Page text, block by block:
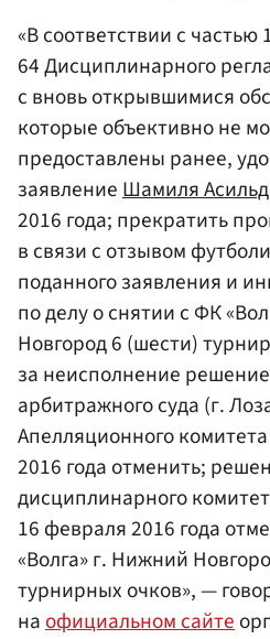
«В соответствии с частью
64 Дисциплинарного
с вновь открывшимися
которые объективно не
предоставлены ранее,
заявлениеШамиля
2016 года; прекратить
в связи с отзывом
поданного заявления и
по делу о снятии с ФК
Новгород 6 (шести)
за неисполнение
арбитражного суда (г.
Апелляционного
2016 года отменить;
дисциплинарного
16 февраля 2016 года
«Волга» г. Нижний
турнирных очков», —
наофициальном сайте